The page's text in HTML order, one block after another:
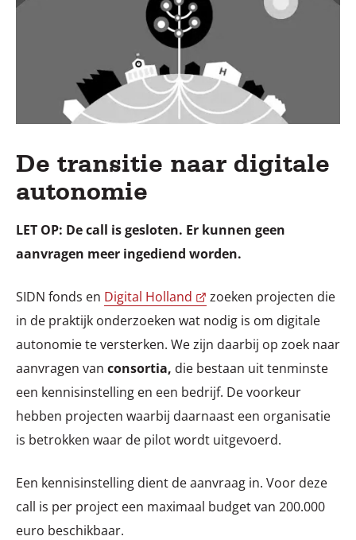
De transitie naar digitale
autonomie
LET OP: De call is gesloten. Er kunnen geen
aanvragen meer ingediend worden.
SIDN fonds en Digital Holland
zoeken projecten die
in de praktijk onderzoeken wat nodig is om digitale
autonomie te versterken. We zijn daarbij op zoek naar
aanvragen van consortia, die bestaan uit tenminste
een kennisinstelling en een bedrijf. De voorkeur
hebben projecten waarbij daarnaast een organisatie
is betrokken waar de pilot wordt uitgevoerd.
Een kennisinstelling dient de aanvraag in. Voor deze
call is per project een maximaal budget van 200.000
euro beschikbaar.